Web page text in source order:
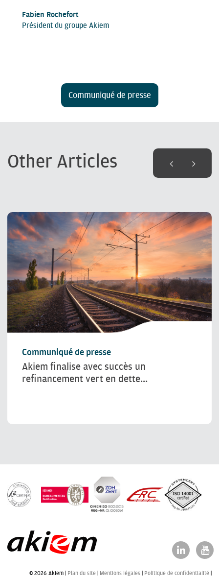
Fabien Rochefort
Président du groupe Akiem
Communiqué de presse
Other Articles
Communiqué de presse
Akiem finalise avec succès un
refinancement vert en dette...
© 2026 Akiem | Plan du site Mentions légales Politique de confidentialité